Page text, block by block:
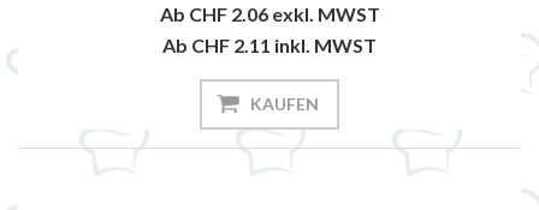
Ab CHF 2.06 exkl. MWST
Ab CHF 2.11 inkl. MWST
KAUFEN